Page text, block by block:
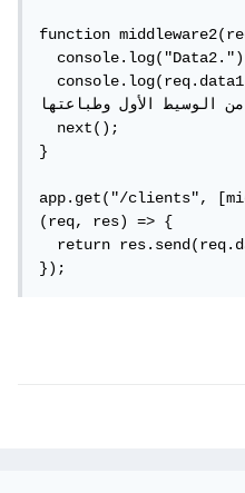
function
  console.log("Data2.");
  console.log(req.data1);//هنا تم الحصول على
الوسيط الأول وطباعتها
  next();
}
app.get("/clients",
(req, res) => {
  return res.send(req.data1);
});